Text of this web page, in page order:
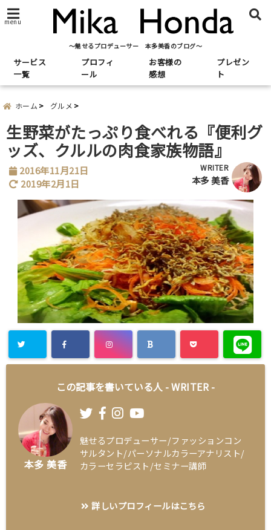
menu
～魅せるプロデューサー 本多美香のブログ～
サービス
一覧
プロフィ
ール
お客様の
感想
プレゼン
ト
ホーム グルメ
生野菜がたっぷり食べれる『便利グ
ッズ、クルルの肉食家族物語』
2016年11月21日
2019年2月1日
WRITER
本多 美香
この記事を書いている人 -WRITER -
本多 美香
魅せるプロデューサー/ファッションコン
サルタント/パーソナルカラーアナリスト/
カラーセラピスト/セミナー講師
詳しいプロフィールはこちら